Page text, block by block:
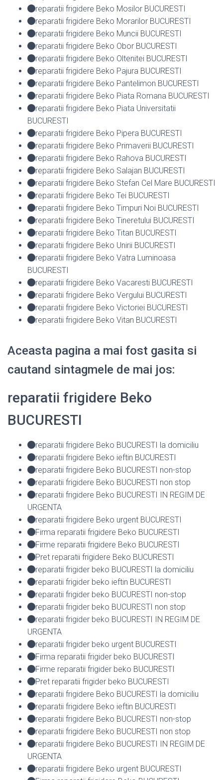
reparatii frigidere Beko Mosilor BUCURESTI
reparatii frigidere Beko Morarilor BUCURESTI
reparatii frigidere Beko Muncii BUCURESTI
reparatii frigidere Beko Obor BUCURESTI
reparatii frigidere Beko Oltenitei BUCURESTI
reparatii frigidere Beko Pajura BUCURESTI
reparatii frigidere Beko Pantelimon BUCURESTI
reparatii frigidere Beko Piata Romana BUCURESTI
reparatii frigidere Beko Piata Universitatii
BUCURESTI
reparatii frigidere Beko Pipera BUCURESTI
reparatii frigidere Beko Primaverii BUCURESTI
reparatii frigidere Beko Rahova BUCURESTI
reparatii frigidere Beko Salajan BUCURESTI
reparatii frigidere Beko Stefan Cel Mare BUCURESTI
reparatii frigidere Beko Tei BUCURESTI
reparatii frigidere Beko Timpuri Noi BUCURESTI
reparatii frigidere Beko Tineretului BUCURESTI
reparatii frigidere Beko Titan BUCURESTI
reparatii frigidere Beko Unirii BUCURESTI
reparatii frigidere Beko Vatra Luminoasa
BUCURESTI
reparatii frigidere Beko Vacaresti BUCURESTI
reparatii frigidere Beko Vergului BUCURESTI
reparatii frigidere Beko Victoriei BUCURESTI
reparatii frigidere Beko Vitan BUCURESTI
Aceasta pagina a mai fost gasita si
cautand sintagmele de mai jos:
reparatii frigidere Beko
BUCURESTI
reparatii frigidere Beko BUCURESTI la domiciliu
reparatii frigidere Beko ieftin BUCURESTI
reparatii frigidere Beko BUCURESTI non-stop
reparatii frigidere Beko BUCURESTI non stop
reparatii frigidere Beko BUCURESTI IN REGIM DE
URGENTA
reparatii frigidere Beko urgent BUCURESTI
Firma reparatii frigidere Beko BUCURESTI
Firme reparatii frigidere Beko BUCURESTI
Pret reparatii frigidere Beko BUCURESTI
reparatii frigider beko BUCURESTI la domiciliu
reparatii frigider beko ieftin BUCURESTI
reparatii frigider beko BUCURESTI non-stop
reparatii frigider beko BUCURESTI non stop
reparatii frigider beko BUCURESTI IN REGIM DE
URGENTA
reparatii frigider beko urgent BUCURESTI
Firma reparatii frigider beko BUCURESTI
Firme reparatii frigider beko BUCURESTI
Pret reparatii frigider beko BUCURESTI
reparatii frigidere Beko BUCURESTI la domiciliu
reparatii frigidere Beko ieftin BUCURESTI
reparatii frigidere Beko BUCURESTI non-stop
reparatii frigidere Beko BUCURESTI non stop
reparatii frigidere Beko BUCURESTI IN REGIM DE
URGENTA
reparatii frigidere Beko urgent BUCURESTI